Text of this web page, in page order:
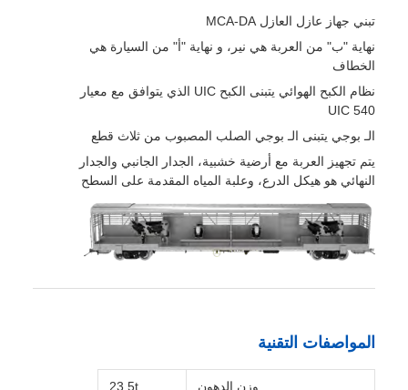
تبني جهاز عازل العازل MCA-DA
نهاية "ب" من العربة هي نير، و نهاية "أ" من السيارة هي
الخطاف
نظام الكبح الهوائي يتبنى الكبح UIC الذي يتوافق مع معيار
UIC 540
الـ بوجي يتبنى الـ بوجي الصلب المصبوب من ثلاث قطع
يتم تجهيز العربة مع أرضية خشبية، الجدار الجانبي والجدار
النهائي هو هيكل الدرع، وعلبة المياه المقدمة على السطح
المواصفات التقنية
وزن الدهون 23.5t